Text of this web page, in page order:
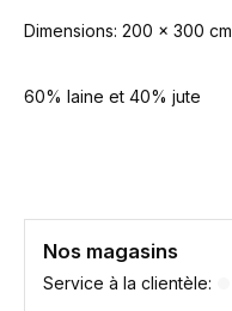
Dimensions: 200 x 300 cm
60% laine et 40% jute
Nos magasins
Service à la clientèle: